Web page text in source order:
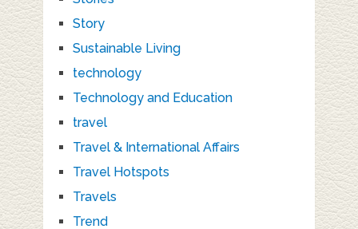
Story
Sustainable Living
technology
Technology and Education
travel
Travel & International Affairs
Travel Hotspots
Travels
Trend